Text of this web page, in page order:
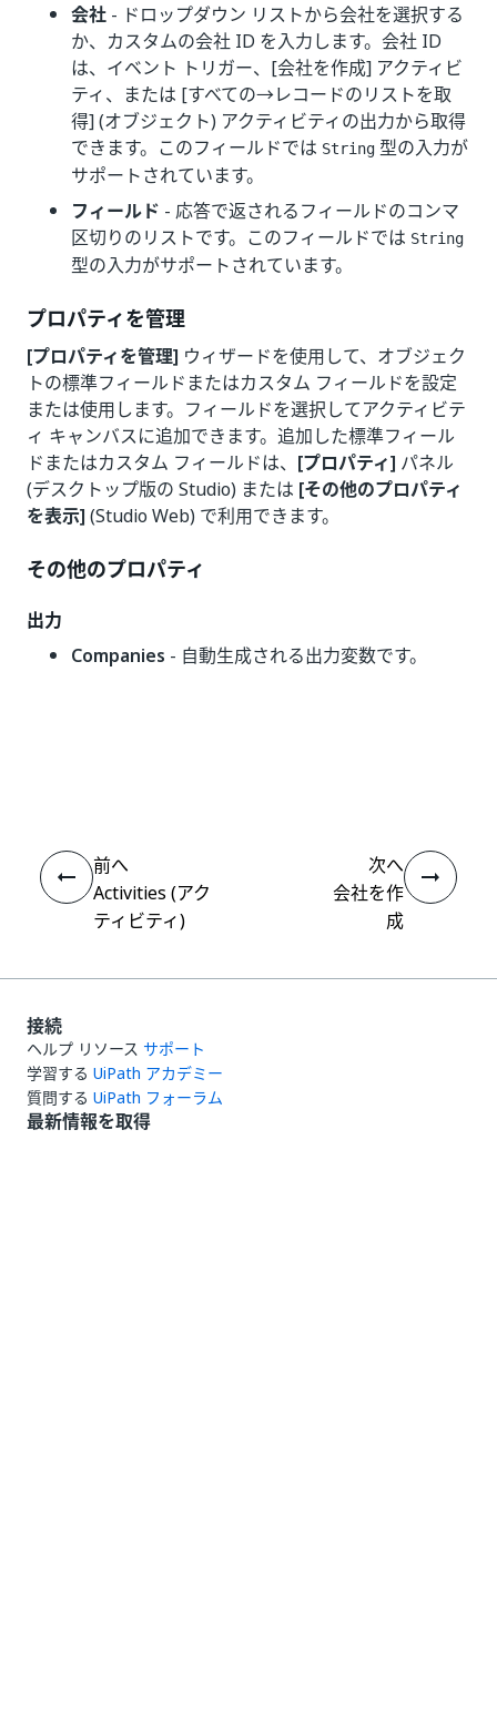
会社 - ドロップダウン リストから会社を選択する
か、カスタムの会社 ID を入力します。会社 ID
は、イベント トリガー、[会社を作成] アクティビ
ティ、または [すべての→レコードのリストを取
得] (オブジェクト) アクティビティの出力から取得
できます。このフィールドでは String 型の入力が
サポートされています。
フィールド - 応答で返されるフィールドのコンマ
区切りのリストです。このフィールドでは String
型の入力がサポートされています。
プロパティを管理
[プロパティを管理] ウィザードを使用して、オブジェク
トの標準フィールドまたはカスタム フィールドを設定
または使用します。フィールドを選択してアクティビテ
ィ キャンバスに追加できます。追加した標準フィール
ドまたはカスタム フィールドは、 [プロパティ] パネル
(デスクトップ版の Studio) または [その他のプロパティ
を表示] (Studio Web) で利用できます。
その他のプロパティ
出力
Companies - 自動生成される出力変数です。
前へ
Activities (アク
ティビティ)
次へ
会社を作
成
接続
ヘルプ リソース サポート
学習する UiPath アカデミー
質問する UiPath フォーラム
最新情報を取得